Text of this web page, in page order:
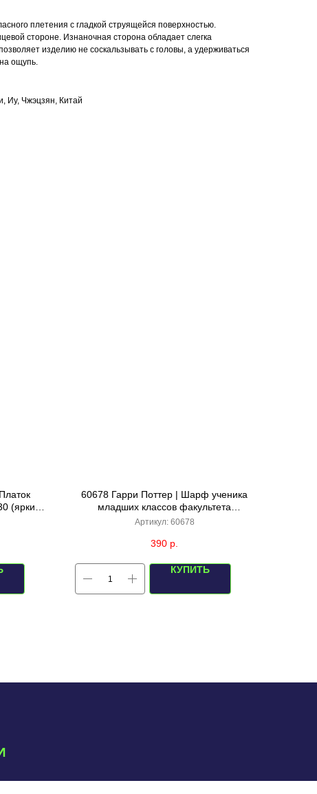
плетения с гладкой струящейся поверхностью.
стороне. Изнаночная сторона обладает слегка
изделию не соскальзывать с головы, а удерживаться
ощупь.
Иу, Чжэцзян, Китай
(яркий
60678 Гарри Поттер | Шарф ученика
младших классов факультета
Когтевран, р-р 15х160см
Артикул: 60678
390 р.
КУПИТЬ